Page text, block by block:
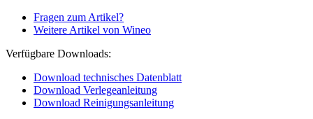
Fragen zum Artikel?
Weitere Artikel von Wineo
Verfügbare Downloads:
Download technisches Datenblatt
Download Verlegeanleitung
Download Reinigungsanleitung